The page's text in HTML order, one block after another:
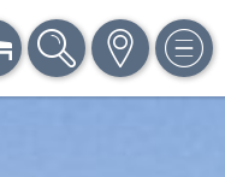
BUCHEN SUCHE KARTE MENÜ